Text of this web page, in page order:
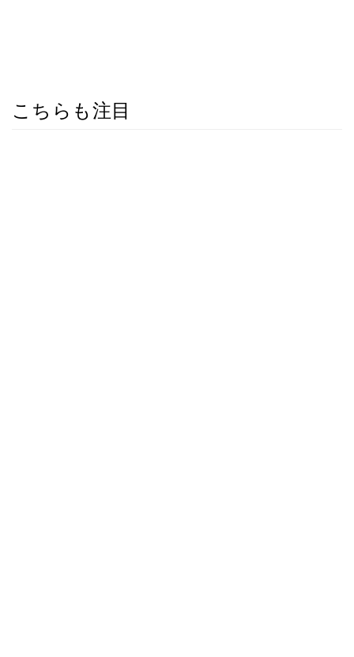
こちらも注目